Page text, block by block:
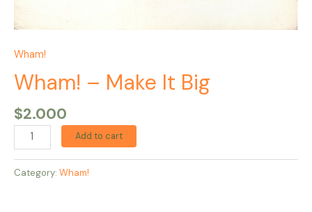
Wham!
Wham! – Make It Big
$2.000
Add to cart
Category: Wham!